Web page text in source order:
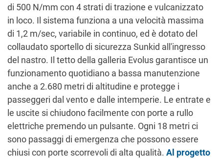
di 500 N/mm con 4 strati di trazione e vulcanizzato
in loco. Il sistema funziona a una velocità massima
di 1,2 m/sec, variabile in continuo, ed è dotato del
collaudato sportello di sicurezza Sunkid all'ingresso
del nastro. Il tetto della galleria Evolus garantisce un
funzionamento quotidiano a bassa manutenzione
anche a 2.680 metri di altitudine e protegge i
passeggeri dal vento e dalle intemperie. Le entrate e
le uscite si chiudono facilmente con porte a rullo
elettriche premendo un pulsante. Ogni 18 metri ci
sono passaggi di emergenza che possono essere
chiusi con porte scorrevoli di alta qualità. Al progetto